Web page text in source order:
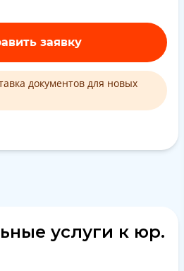
заявку
документов для новых
услуги к юр.